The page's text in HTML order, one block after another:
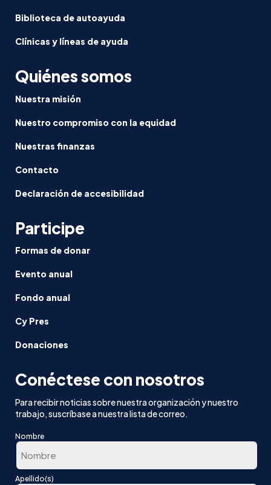
Biblioteca de autoayuda
Clínicas y líneas de ayuda
Quiénes somos
Nuestra misión
Nuestro compromiso con la equidad
Nuestras finanzas
Contacto
Declaración de accesibilidad
Participe
Formas de donar
Evento anual
Fondo anual
Cy Pres
Donaciones
Conéctese con nosotros
Para recibir noticias sobre nuestra organización y nuestro
trabajo, suscríbase a nuestra lista de correo.
Nombre
En
Apellido(s)